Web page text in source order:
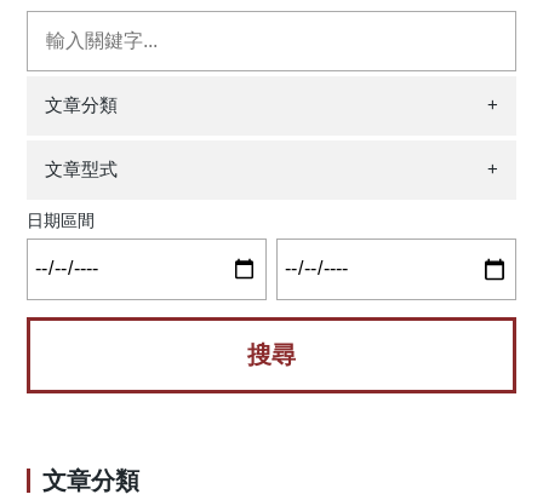
關鍵因素在於短期炒作，而非市場交易熱絡，而且低總價的
住宅對於交易量空間聚集的影響更為敏感。面對高房價負擔
的民怨，政府毋須過度介意房市交易是否熱絡，而應關注短
期重複交易之炒作行為。 本研究採用臺北市真實住宅交
hotspots）與短期轉售熱區（flipping hotspots）―對住宅價格
賴性」，即鄰近房屋價格彼此影響。然而，本研究則進一步
資訊系統（GIS）方式，將住宅交易格網化（50×50公尺格
者控制住宅個體特徵（如建築面積、樓層數、屋齡、距捷運
／市中心距離等）與空間相依效應後，使用空間迴歸模型發
現： 位於交易熱區的住宅，其價格相對於非熱區顯著降低。
不是市場大量熱絡交易本身。 此外，作者進一步以「空
文章分類 +
文章型式 +
日期區間
文章分類